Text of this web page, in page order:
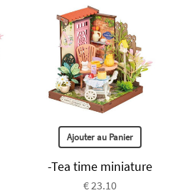
Ajouter au Panier
-Tea time miniature
€ 23.10